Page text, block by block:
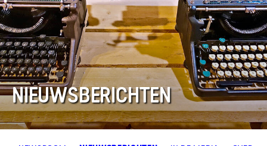
NIEUWSBERICHTEN